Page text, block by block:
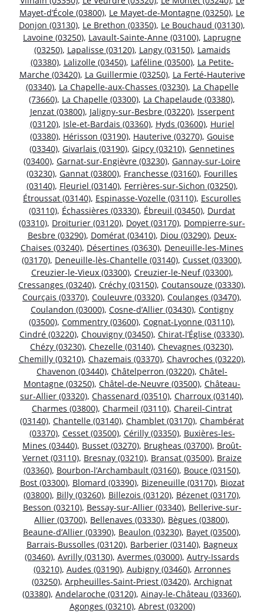
Mayet-d’École (03800), Le Mayet-de-Montagne (03250), Le
Donjon (03130), Le Brethon (03350), Le Bouchaud (03130),
Lavoine (03250), Lavault-Sainte-Anne (03100), Laprugne
(03250), Lapalisse (03120), Langy (03150), Lamaids
(03380), Lalizolle (03450), Laféline (03500), La Petite-
Marche (03420), La Guillermie (03250), La Ferté-Hauterive
(03340), La Chapelle-aux-Chasses (03230), La Chapelle
(73660), La Chapelle (03300), La Chapelaude (03380),
Jenzat (03800), Jaligny-sur-Besbre (03220), Isserpent
(03120), Isle-et-Bardais (03360), Hyds (03600), Huriel
(03380), Hérisson (03190), Hauterive (03270), Gouise
(03340), Givarlais (03190), Gipcy (03210), Gennetines
(03400), Garnat-sur-Engièvre (03230), Gannay-sur-Loire
(03230), Gannat (03800), Franchesse (03160), Fourilles
(03140), Fleuriel (03140), Ferrières-sur-Sichon (03250),
Étroussat (03140), Espinasse-Vozelle (03110), Escurolles
(03110), Échassières (03330), Ébreuil (03450), Durdat
(03310), Droiturier (03120), Doyet (03170), Dompierre-sur-
Besbre (03290), Domérat (03410), Diou (03290), Deux-
Chaises (03240), Désertines (03630), Deneuille-les-Mines
(03170), Deneuille-lès-Chantelle (03140), Cusset (03300),
Creuzier-le-Vieux (03300), Creuzier-le-Neuf (03300),
Cressanges (03240), Créchy (03150), Coutansouze (03330),
Courçais (03370), Couleuvre (03320), Coulanges (03470),
Coulandon (03000), Cosne-d’Allier (03430), Contigny
(03500), Commentry (03600), Cognat-Lyonne (03110),
Cindré (03220), Chouvigny (03450), Chirat-l’Église (03330),
Chézy (03230), Chezelle (03140), Chevagnes (03230),
Chemilly (03210), Chazemais (03370), Chavroches (03220),
Chavenon (03440), Châtelperron (03220), Châtel-
Montagne (03250), Châtel-de-Neuvre (03500), Château-
sur-Allier (03320), Chassenard (03510), Charroux (03140),
Charmes (03800), Charmeil (03110), Chareil-Cintrat
(03140), Chantelle (03140), Chamblet (03170), Chambérat
(03370), Cesset (03500), Cérilly (03350), Buxières-les-
Mines (03440), Busset (03270), Brugheas (03700), Broût-
Vernet (03110), Bresnay (03210), Bransat (03500), Braize
(03360), Bourbon-l’Archambault (03160), Bouce (03150),
Bost (03300), Blomard (03390), Bizeneuille (03170), Biozat
(03800), Billy (03260), Billezois (03120), Bézenet (03170),
Besson (03210), Bessay-sur-Allier (03340), Bellerive-sur-
Allier (03700), Bellenaves (03330), Bègues (03800),
Beaune-d’Allier (03390), Beaulon (03230), Bayet (03500),
Barrais-Bussolles (03120), Barberier (03140), Bagneux
(03460), Avrilly (03130), Avermes (03000), Autry-Issards
(03210), Audes (03190), Aubigny (03460), Arronnes
(03250), Arpheuilles-Saint-Priest (03420), Archignat
(03380), Andelaroche (03120), Ainay-le-Château (03360),
Agonges (03210), Abrest (03200)